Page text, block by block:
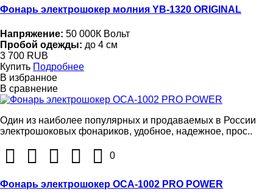
Фонарь электрошокер молния YB-1320 ORIGINAL
Напряжение: 50 000К Вольт
Пробой одежды: до 4 см
3 700 RUB
Купить Подробнее
В избранное
В сравнение
Один из наиболее популярных и продаваемых в России
электрошоковых фонариков, удобное, надежное, прос..
0
Фонарь электрошокер ОСА-1002 PRO POWER